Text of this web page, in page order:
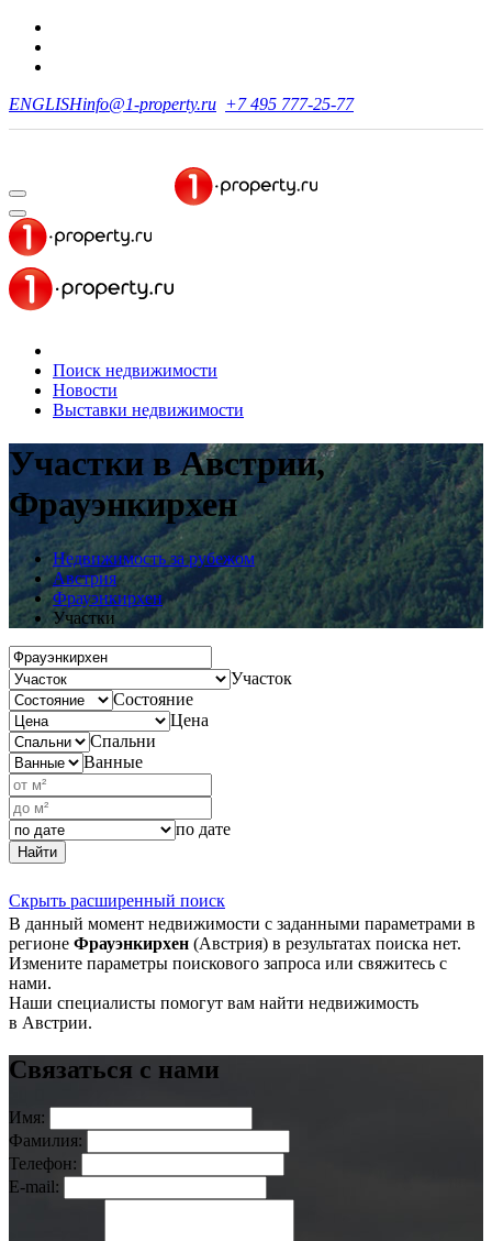
ENGLISHinfo@1-property.ru +7 495 777-25-77
Поиск недвижимости
Новости
Выставки недвижимости
Участки в Австрии,
Фрауэнкирхен
Недвижимость за рубежом
Австрия
Фрауэнкирхен
Участки
Участок
Состояние
Цена
Спальни
Ванные
по дате
Найти
Скрыть расширенный поиск
В данный момент недвижимости с заданными параметрами в
регионе Фрауэнкирхен (Австрия) в результатах поиска нет.
Измените параметры поискового запроса или свяжитесь с
нами.
Наши специалисты помогут вам найти недвижимость
в Австрии.
Связаться с нами
Имя:
Фамилия:
Телефон:
E-mail: